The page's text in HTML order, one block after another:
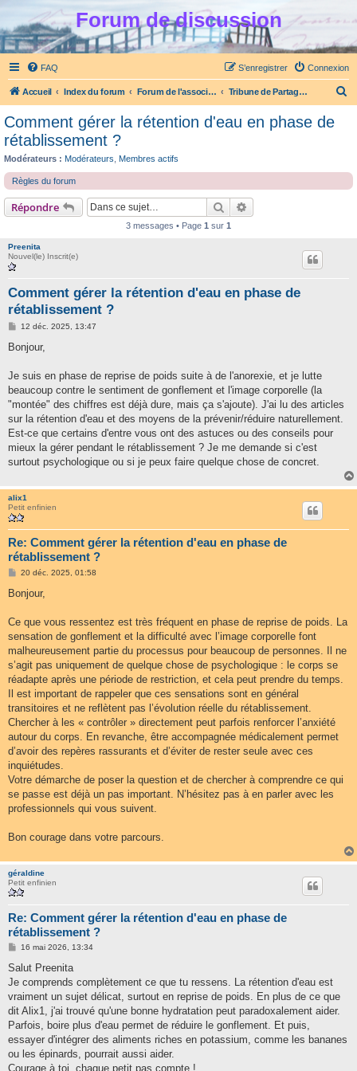
Forum de discussion
FAQ Connexion
S’enregistrer
Accueil Index du forum Forum de l'association Partage et Ecoute Tribune de Partage et Ecoute
r
Comment gérer la rétention d'eau en phase de
rétablissement ?
Modérateurs : Modérateurs Membres actifs
Règles du forum
Répondre Rechercher
3 messages • Page 1 sur 1
Preenita
Nouvel(le) Inscrit(e)
Comment gérer la rétention d'eau en phase de
rétablissement ?
M
s
g
12 déc. 2025, 13:47
Bonjour,
Je suis en phase de reprise de poids suite à de l'anorexie, et je lutte
beaucoup contre le sentiment de gonflement et l'image corporelle (la
"montée" des chiffres est déjà dure, mais ça s'ajoute). J'ai lu des articles
sur la rétention d'eau et des moyens de la prévenir/réduire naturellement.
Est-ce que certains d'entre vous ont des astuces ou des conseils pour
mieux la gérer pendant le rétablissement ? Je me demande si c'est
surtout psychologique ou si je peux faire quelque chose de concret.
alix1
Petit enfinien
Re: Comment gérer la rétention d'eau en phase de
rétablissement ?
M
s
g
20 déc. 2025, 01:58
Bonjour,
Ce que vous ressentez est très fréquent en phase de reprise de poids. La
sensation de gonflement et la difficulté avec l’image corporelle font
malheureusement partie du processus pour beaucoup de personnes. Il ne
s’agit pas uniquement de quelque chose de psychologique : le corps se
réadapte après une période de restriction, et cela peut prendre du temps.
Il est important de rappeler que ces sensations sont en général
transitoires et ne reflètent pas l’évolution réelle du rétablissement.
Chercher à les « contrôler » directement peut parfois renforcer l’anxiété
autour du corps. En revanche, être accompagnée médicalement permet
d’avoir des repères rassurants et d’éviter de rester seule avec ces
inquiétudes.
Votre démarche de poser la question et de chercher à comprendre ce qui
se passe est déjà un pas important. N’hésitez pas à en parler avec les
professionnels qui vous suivent.
Bon courage dans votre parcours.
géraldine
Petit enfinien
Re: Comment gérer la rétention d'eau en phase de
rétablissement ?
M
s
a
g
16 mai 2026, 13:34
Salut Preenita
Je comprends complètement ce que tu ressens. La rétention d'eau est
vraiment un sujet délicat, surtout en reprise de poids. En plus de ce que
dit Alix1, j'ai trouvé qu'une bonne hydratation peut paradoxalement aider.
Parfois, boire plus d'eau permet de réduire le gonflement. Et puis,
essayer d'intégrer des aliments riches en potassium, comme les bananes
ou les épinards, pourrait aussi aider.
Courage à toi, chaque petit pas compte !